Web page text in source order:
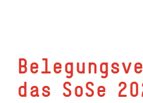
das SoSe